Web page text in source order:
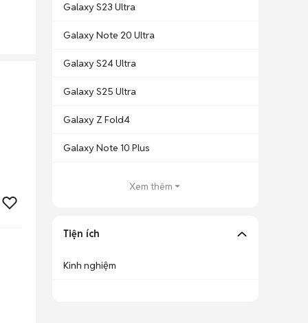
Galaxy S23 Ultra
Galaxy Note 20 Ultra
Galaxy S24 Ultra
Galaxy S25 Ultra
Galaxy Z Fold4
Galaxy Note 10 Plus
Xem thêm
Tiện ích
Kinh nghiệm